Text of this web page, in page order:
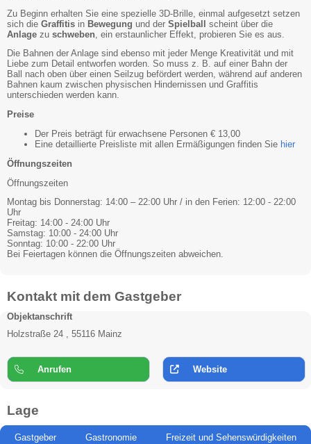
Zu Beginn erhalten Sie eine spezielle 3D-Brille, einmal aufgesetzt setzen
sich die Graffitis in Bewegung und der Spielball scheint über die
Anlage zu schweben , ein erstaunlicher Effekt, probieren Sie es aus.
Die Bahnen der Anlage sind ebenso mit jeder Menge Kreativität und mit
Liebe zum Detail entworfen worden. So muss z. B. auf einer Bahn der
Ball nach oben über einen Seilzug befördert werden, während auf anderen
Bahnen kaum zwischen physischen Hindernissen und Graffitis
unterschieden werden kann.
Preise
Der Preis beträgt für erwachsene Personen € 13,00
Eine detaillierte Preisliste mit allen Ermäßigungen finden Sie hier
Öffnungszeiten
Öffnungszeiten
Montag bis Donnerstag: 14:00 – 22:00 Uhr / in den Ferien: 12:00 - 22:00
Uhr
Freitag: 14:00 - 24:00 Uhr
Samstag: 10:00 - 24:00 Uhr
Sonntag: 10:00 - 22:00 Uhr
Bei Feiertagen können die Öffnungszeiten abweichen.
Kontakt mit dem Gastgeber
Objektanschrift
Holzstraße 24 , 55116 Mainz
Anrufen Website
Lage
Gastgeber Gastronomie Freizeit und Sehenswürdigkeiten